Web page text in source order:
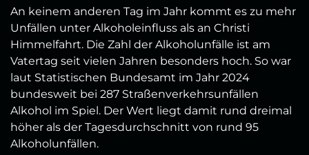
An keinem anderen Tag im Jahr kommt es zu mehr
Unfällen unter Alkoholeinfluss als an Christi
Himmelfahrt. Die Zahl der Alkoholunfälle ist am
Vatertag seit vielen Jahren besonders hoch. So war
laut Statistischen Bundesamt im Jahr 2024
bundesweit bei 287 Straßenverkehrsunfällen
Alkohol im Spiel. Der Wert liegt damit rund dreimal
höher als der Tagesdurchschnitt von rund 95
Alkoholunfällen.